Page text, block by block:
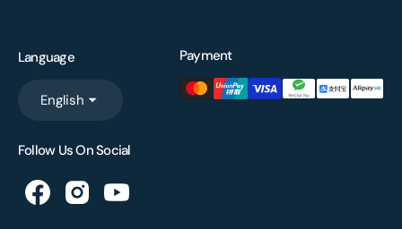
Language
English
Payment
Follow Us On Social